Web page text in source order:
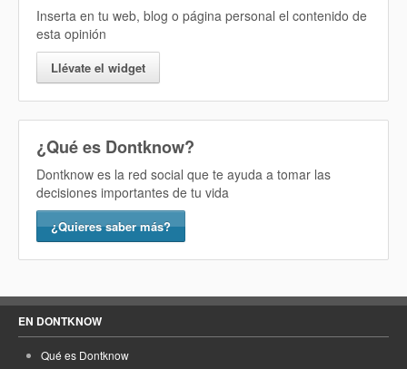
Inserta en tu web, blog o página personal el contenido de
esta opinión
Llévate el widget
¿Qué es Dontknow?
Dontknow es la red social que te ayuda a tomar las
decisiones importantes de tu vida
¿Quieres saber más?
EN DONTKNOW
Qué es Dontknow